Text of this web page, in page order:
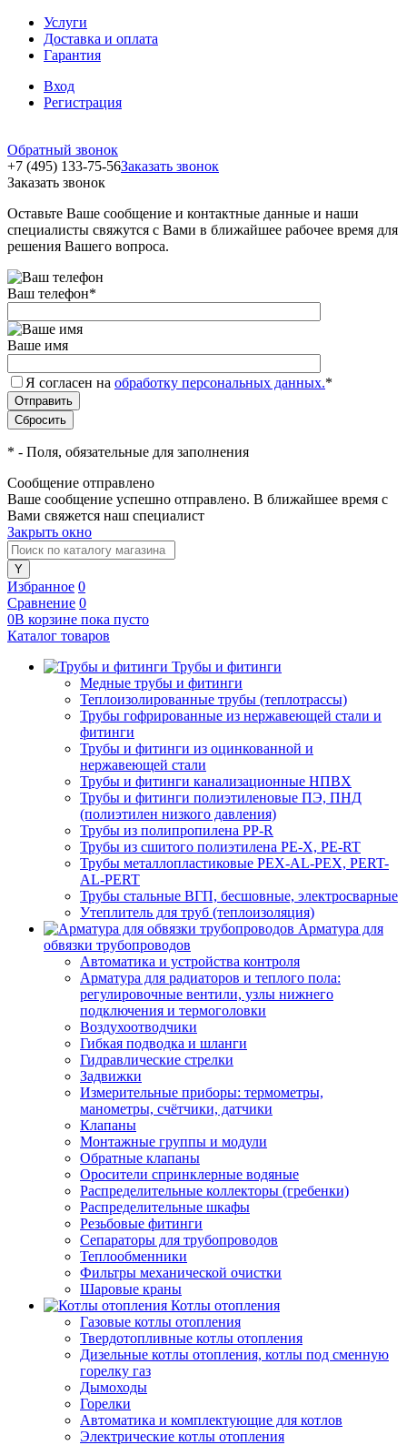
Услуги
Доставка и оплата
Гарантия
Вход
Регистрация
Обратный звонок
+7 (495) 133-75-56Заказать звонок
Заказать звонок
Оставьте Ваше сообщение и контактные данные и наши
специалисты свяжутся с Вами в ближайшее рабочее время для
решения Вашего вопроса.
Ваш телефон*
Ваше имя
Я согласен на обработку персональных данных.*
* - Поля, обязательные для заполнения
Сообщение отправлено
Ваше сообщение успешно отправлено. В ближайшее время с
Вами свяжется наш специалист
Закрыть окно
Избранное 0
Сравнение 0
0В корзине пока пусто
Каталог товаров
Трубы и фитинги
Медные трубы и фитинги
Теплоизолированные трубы (теплотрассы)
Трубы гофрированные из нержавеющей стали и
фитинги
Трубы и фитинги из оцинкованной и
нержавеющей стали
Трубы и фитинги канализационные НПВХ
Трубы и фитинги полиэтиленовые ПЭ, ПНД
(полиэтилен низкого давления)
Трубы из полипропилена PP-R
Трубы из сшитого полиэтилена PE-X, PE-RT
Трубы металлопластиковые PEX-AL-PEX, PERT-
AL-PERT
Трубы стальные ВГП, бесшовные, электросварные
Утеплитель для труб (теплоизоляция)
Арматура для
обвязки трубопроводов
Автоматика и устройства контроля
Арматура для радиаторов и теплого пола:
регулировочные вентили, узлы нижнего
подключения и термоголовки
Воздухоотводчики
Гибкая подводка и шланги
Гидравлические стрелки
Задвижки
Измерительные приборы: термометры,
манометры, счётчики, датчики
Клапаны
Монтажные группы и модули
Обратные клапаны
Оросители спринклерные водяные
Распределительные коллекторы (гребенки)
Распределительные шкафы
Резьбовые фитинги
Сепараторы для трубопроводов
Теплообменники
Фильтры механической очистки
Шаровые краны
Котлы отопления
Газовые котлы отопления
Твердотопливные котлы отопления
Дизельные котлы отопления, котлы под сменную
горелку газ
Дымоходы
Горелки
Автоматика и комплектующие для котлов
Электрические котлы отопления